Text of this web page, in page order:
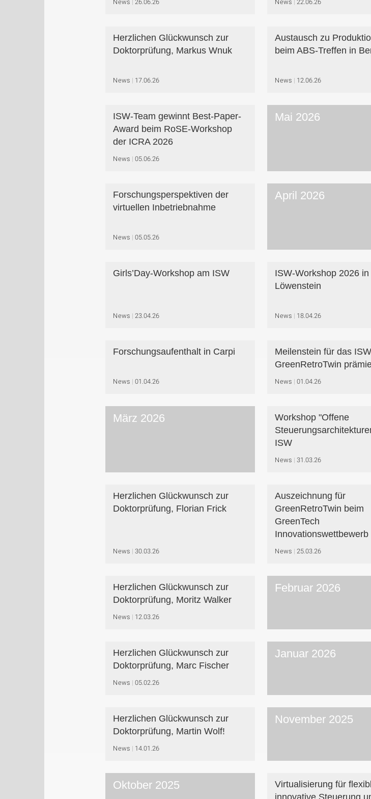
Herzlichen Glückwunsch zur
Doktorprüfung, Markus Wnuk
News 17.06.26
Austausch zu
beim ABS-Treffen in
News 12.06.26
ISW-Team gewinnt Best-Paper-
Award beim RoSE-Workshop
der ICRA 2026
News 05.06.26
Mai 2026
Forschungsperspektiven der
virtuellen Inbetriebnahme
News 05.05.26
April 2026
Girls’Day-Workshop am ISW
News 23.04.26
ISW-Workshop 2026 in
Löwenstein
News 18.04.26
Forschungsaufenthalt in Carpi
News 01.04.26
Meilenstein für das
GreenRetroTwin
News 01.04.26
März 2026
Workshop "Offene
ISW
News 31.03.26
Herzlichen Glückwunsch zur
Doktorprüfung, Florian Frick
News 30.03.26
Auszeichnung für
GreenRetroTwin beim
GreenTech
Innovationswettbewerb
News 25.03.26
Herzlichen Glückwunsch zur
Doktorprüfung, Moritz Walker
News 12.03.26
Februar 2026
Herzlichen Glückwunsch zur
Doktorprüfung, Marc Fischer
News 05.02.26
Januar 2026
Herzlichen Glückwunsch zur
Doktorprüfung, Martin Wolf!
News 14.01.26
November 2025
Oktober 2025
Virtualisierung für
innovative Steuerung